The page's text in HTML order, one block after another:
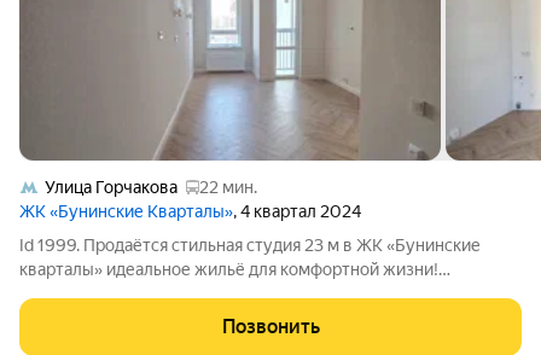
Улица Горчакова
22 мин.
ЖК «Бунинские Кварталы», 4 квартал 2024
Id 1999. Продаётся стильная студия 23 м в ЖК «Бунинские
кварталы» идеальное жильё для комфортной жизни!
использованием дорогих качественных материалов. Грамотно
спланированная электрика и
Позвонить